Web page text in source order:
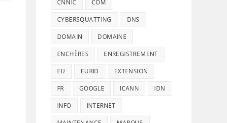
CNNIC COM
CYBERSQUATTING DNS
DOMAIN DOMAINE
ENCHÈRES ENREGISTREMENT
EU EURID EXTENSION
FR GOOGLE ICANN IDN
INFO INTERNET